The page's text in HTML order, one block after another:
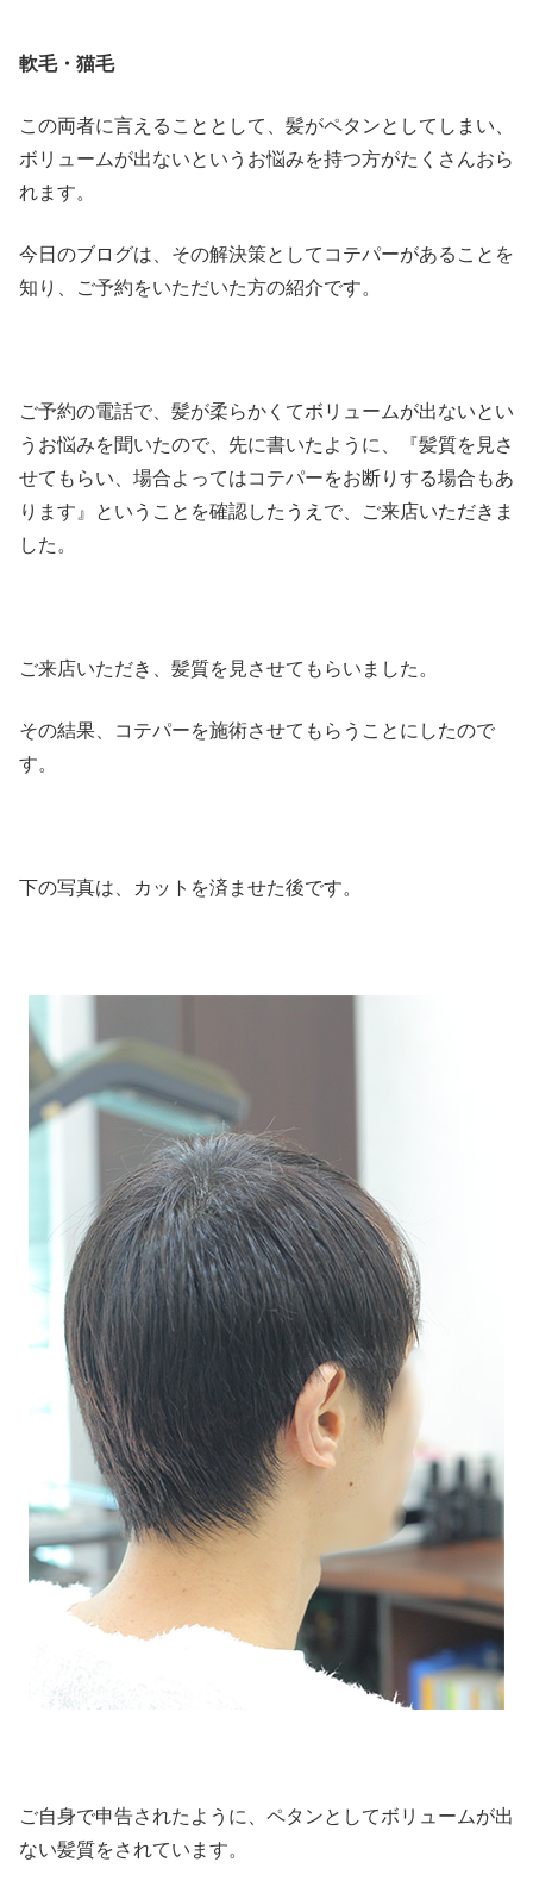
軟毛・猫毛
この両者に言えることとして、髪がペタンとしてしまい、
ボリュームが出ないというお悩みを持つ方がたくさんおら
れます。
今日のブログは、その解決策としてコテパーがあることを
知り、ご予約をいただいた方の紹介です。
ご予約の電話で、髪が柔らかくてボリュームが出ないとい
うお悩みを聞いたので、先に書いたように、『髪質を見さ
せてもらい、場合よってはコテパーをお断りする場合もあ
ります』ということを確認したうえで、ご来店いただきま
した。
ご来店いただき、髪質を見させてもらいました。
その結果、コテパーを施術させてもらうことにしたので
す。
下の写真は、カットを済ませた後です。
ご自身で申告されたように、ペタンとしてボリュームが出
ない髪質をされています。